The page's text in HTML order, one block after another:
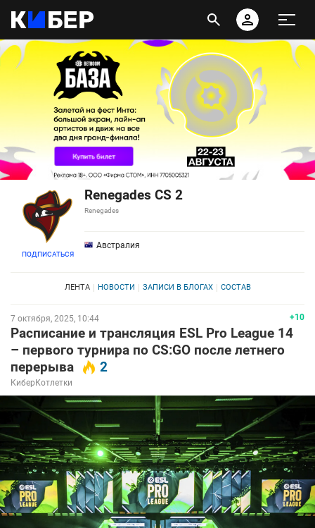
ПОДПИСАТЬСЯ
Renegades CS 2
Renegades
Австралия
ЛЕНТА НОВОСТИ ЗАПИСИ В БЛОГАХ СОСТАВ
+10
7 октября, 2025, 10:44
Расписание и трансляция ESL Pro League 14
– первого турнира по CS:GO после летнего
перерыва
2
КиберКотлетки